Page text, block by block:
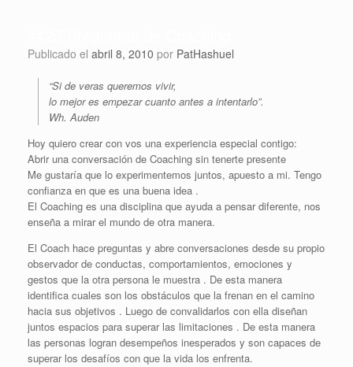
Publicado el abril 8, 2010 por PatHashuel
“Si de veras queremos vivir,
lo mejor es empezar cuanto antes a intentarlo”.
Wh. Auden
Hoy quiero crear con vos una experiencia especial contigo:
Abrir una conversación de Coaching sin tenerte presente
Me gustaría que lo experimentemos juntos, apuesto a mi. Tengo
confianza en que es una buena idea .
El Coaching es una disciplina que ayuda a pensar diferente, nos
enseña a mirar el mundo de otra manera.
El Coach hace preguntas y abre conversaciones desde su propio
observador de conductas, comportamientos, emociones y
gestos que la otra persona le muestra . De esta manera
identifica cuales son los obstáculos que la frenan en el camino
hacia sus objetivos . Luego de convalidarlos con ella diseñan
juntos espacios para superar las limitaciones . De esta manera
las personas logran desempeños inesperados y son capaces de
superar los desafíos con que la vida los enfrenta.